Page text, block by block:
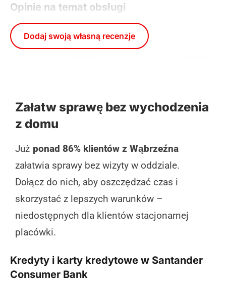
Opinie na temat obsługi
Dodaj swoją własną recenzje
Załatw sprawę bez wychodzenia
z domu
Już ponad 86% klientów z Wąbrzeźna
załatwia sprawy bez wizyty w oddziale.
Dołącz do nich, aby oszczędzać czas i
skorzystać z lepszych warunków –
niedostępnych dla klientów stacjonarnej
placówki.
Kredyty i karty kredytowe w Santander
Consumer Bank